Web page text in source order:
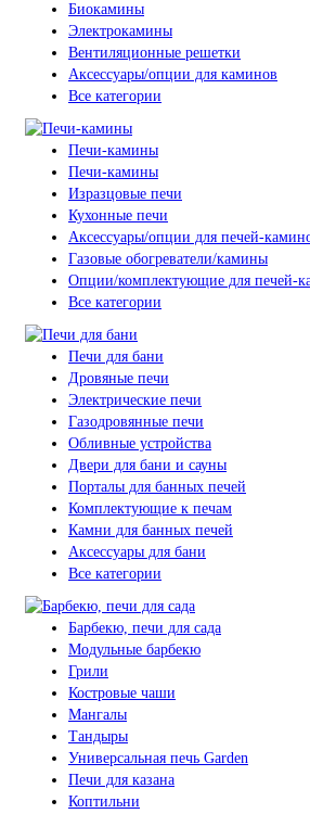
Биокамины
Электрокамины
Вентиляционные решетки
Аксессуары/опции для каминов
Все категории
Печи-камины
Печи-камины
Изразцовые печи
Кухонные печи
Аксессуары/опции для печей-
Газовые обогреватели/камины
Опции/комплектующие для печей-
Все категории
Печи для бани
Дровяные печи
Электрические печи
Газодровянные печи
Обливные устройства
Двери для бани и сауны
Порталы для банных печей
Комплектующие к печам
Камни для банных печей
Аксессуары для бани
Все категории
Барбекю, печи для сада
Модульные барбекю
Грили
Костровые чаши
Мангалы
Тандыры
Универсальная печь Garden
Печи для казана
Коптильни